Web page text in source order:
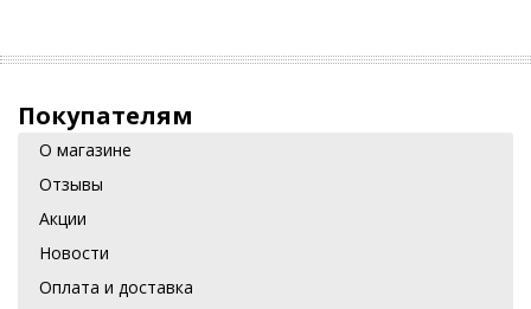
привычного и взглянуть на авто по-новому. Тюнинг
ресничек и декоративных накладок, которые вносят в
стиль авто нотку новизны и свежести;
рейлингов на крышу, позволяющих перевозить
обвеса и защитной сетки на радиаторную решетку,
и защищают элементы машины от повреждений;
Покупателям
О магазине
Отзывы
Акции
Новости
Оплата и доставка